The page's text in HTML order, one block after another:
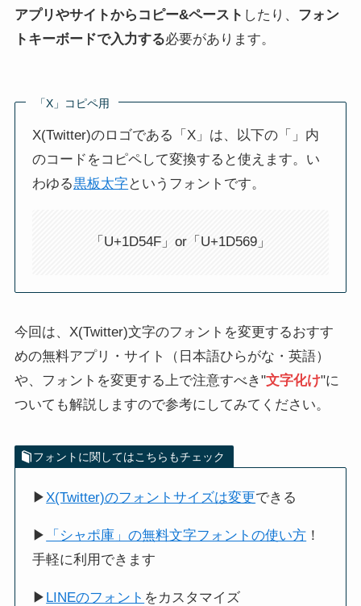
アプリやサイトからコピー&ペースト したり、 フォン
トキーボードで入力する必要があります。
「X」コピペ用
X(Twitter)のロゴである「X」は、以下の「」内
のコードをコピペして変換すると使えます。い
わゆる黒板太字というフォントです。
「U+1D54F」or「U+1D569」
今回は、X(Twitter)文字のフォントを変更するおすす
めの無料アプリ・サイト（日本語ひらがな・英語）
や、フォントを変更する上で注意すべき"文字化け"に
ついても解説しますので参考にしてみてください。
フォントに関してはこちらもチェック
▶ X(Twitter)のフォントサイズは変更できる
▶ 「シャポ庫」の無料文字フォントの使い方 ！
手軽に利用できます
▶ LINEのフォント をカスタマイズ